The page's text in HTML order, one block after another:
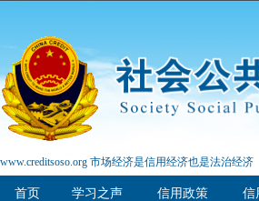
www.creditsoso.org 市场经济是信用经济也是法治经济
首页 学习之声 信用政策 信